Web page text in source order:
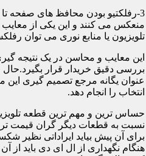
3-رفلکتیو بودن محافظ های صفحه
منعکس می کنند و این یکی از معایب
تلویزیون یا منابع نوری می توان
این معایب و محاسن در یک نتیجه
بررسی دقیق خریدار قرار
عنوان یگانه مرجع تصمیم گیری این
انتخاب را انجام دهد.
حساس ترین و مهم ترین قطعه
نسبت به قطعات دیگر گران قیمت
برای آن پیش بیاید ایراداتی نظیر
هنگام نگهداری از ال ای دی باید از